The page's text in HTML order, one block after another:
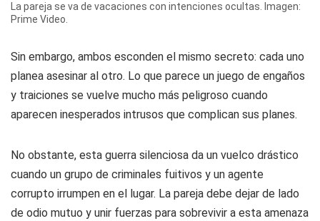
La pareja se va de vacaciones con intenciones ocultas. Imagen:
Prime Video.
Sin embargo, ambos esconden el mismo secreto: cada uno
planea asesinar al otro. Lo que parece un juego de engaños
y traiciones se vuelve mucho más peligroso cuando
aparecen inesperados intrusos que complican sus planes.
No obstante, esta guerra silenciosa da un vuelco drástico
cuando un grupo de criminales fuitivos y un agente
corrupto irrumpen en el lugar. La pareja debe dejar de lado
de odio mutuo y unir fuerzas para sobrevivir a esta amenaza